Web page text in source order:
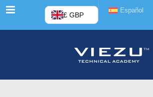
Menú £ GBP
Español